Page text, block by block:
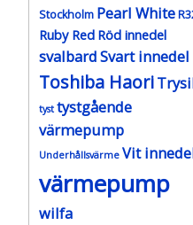
Stockholm Pearl White
Ruby Red Röd innedel
svalbardSvart innedel
Toshiba Haori
tyst tystgående
värmepump
Underhållsvärme Vit
värmepump
wilfa